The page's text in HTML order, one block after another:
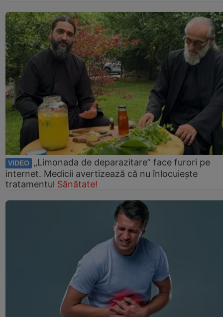
VIDEO
„Limonada de deparazitare” face furori pe
internet. Medicii avertizează că nu înlocuiește
tratamentul Sănătate!